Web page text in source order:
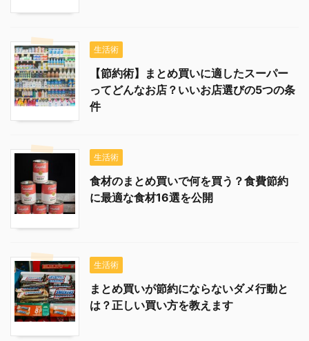
生活術
【節約術】まとめ買いに適したスーパー
ってどんなお店？いいお店選びの5つの条
件
生活術
食材のまとめ買いで何を買う？食費節約
に最適な食材16選を公開
生活術
まとめ買いが節約にならないダメ行動と
は？正しい買い方を教えます